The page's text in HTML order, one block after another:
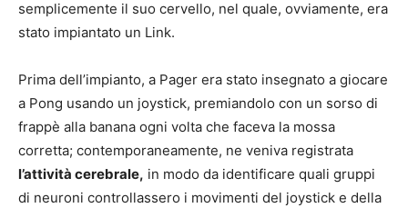
semplicemente il suo cervello, nel quale, ovviamente, era
stato impiantato un Link.
Prima dell’impianto, a Pager era stato insegnato a giocare
a Pong usando un joystick, premiandolo con un sorso di
frappè alla banana ogni volta che faceva la mossa
corretta; contemporaneamente, ne veniva registrata
l’attività cerebrale, in modo da identificare quali gruppi
di neuroni controllassero i movimenti del joystick e della